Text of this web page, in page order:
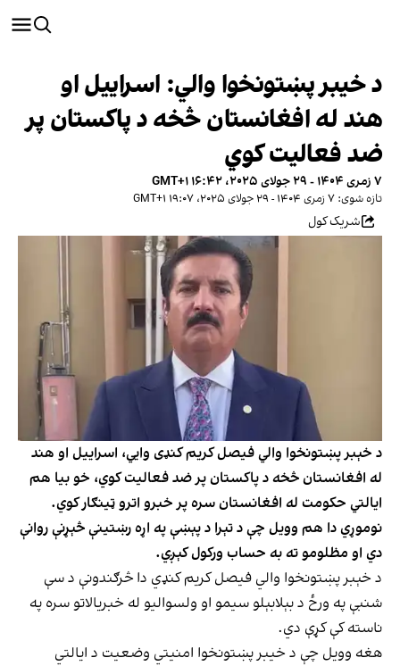
د خیبر پښتونخوا والي: اسراییل او
هند له افغانستان څخه د پاکستان پر
ضد فعالیت کوي
۷ زمری ۱۴۰۴ - ۲۹ جولای ۲۰۲۵، ۱۶:۴۲ GMT+۱
تازه شوی: ۷ زمری ۱۴۰۴ - ۲۹ جولای ۲۰۲۵، ۱۹:۰۷ GMT+۱
شریک کول
د خېبر پښتونخوا والي فیصل کریم کنډی وايي، اسراییل او هند
له افغانستان څخه د پاکستان پر ضد فعالیت کوي، خو بیا هم
ایالتي حکومت له افغانستان سره پر خبرو اترو ټینګار کوي.
نوموړي دا هم وویل چې د تېرا د پېښې په اړه رښتینې څېړنې روانې
دي او مظلومو ته به حساب ورکول کېږي.
د خېبر پښتونخوا والي فیصل کریم کنډي دا څرګندونې د سې
شنبې په ورځ د بېلابېلو سیمو او ولسوالیو له خبریالاتو سره په
ناسته کې کړې دي.
هغه وویل چې د خیبر پښتونخوا امنیتي وضعیت د ایالتي